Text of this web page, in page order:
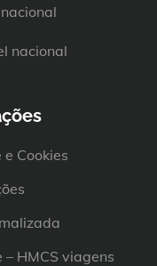
nacional
Cookies
– HMCS viagens